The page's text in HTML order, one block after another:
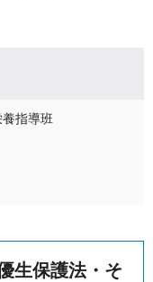
指導班
生保護法・そ